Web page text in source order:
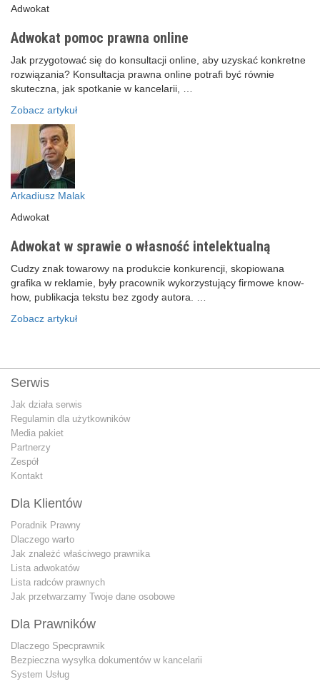
Adwokat
Adwokat pomoc prawna online
Jak przygotować się do konsultacji online, aby uzyskać konkretne
rozwiązania? Konsultacja prawna online potrafi być równie
skuteczna, jak spotkanie w kancelarii, …
Zobacz artykuł
Arkadiusz Malak
Adwokat
Adwokat w sprawie o własność intelektualną
Cudzy znak towarowy na produkcie konkurencji, skopiowana
grafika w reklamie, były pracownik wykorzystujący firmowe know-
how, publikacja tekstu bez zgody autora. …
Zobacz artykuł
Serwis
Jak działa serwis
Regulamin dla użytkowników
Media pakiet
Partnerzy
Zespół
Kontakt
Dla Klientów
Poradnik Prawny
Dlaczego warto
Jak znależć właściwego prawnika
Lista adwokatów
Lista radców prawnych
Jak przetwarzamy Twoje dane osobowe
Dla Prawników
Dlaczego Specprawnik
Bezpieczna wysyłka dokumentów w kancelarii
System Usług